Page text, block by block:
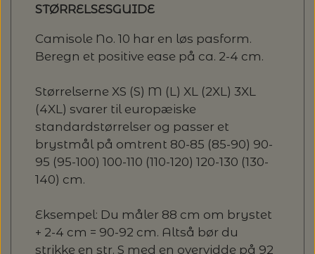
STØRRELSESGUIDE
Camisole No. 10 har en løs pasform.
Beregn et positive ease på ca. 2-4 cm.
Størrelserne XS (S) M (L) XL (2XL) 3XL
(4XL) svarer til europæiske
standardstørrelser og passer et
brystmål på omtrent 80-85 (85-90) 90-
95 (95-100) 100-110 (110-120) 120-130 (130-
140) cm.
Eksempel: Du måler 88 cm om brystet
+ 2-4 cm = 90-92 cm. Altså bør du
strikke en str. S med en overvidde på 92